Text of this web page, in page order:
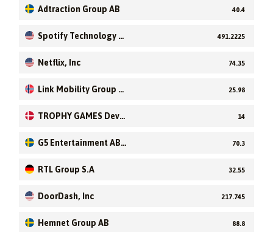
Adtraction Group AB 40.4
Spotify Technology S.
491.2225
Netflix, Inc 74.35
Link Mobility Group H
25.98
TROPHY GAMES Devel
14
G5 Entertainment AB
70.3
RTL Group S.A 32.55
DoorDash, Inc 217.745
Hemnet Group AB 88.8